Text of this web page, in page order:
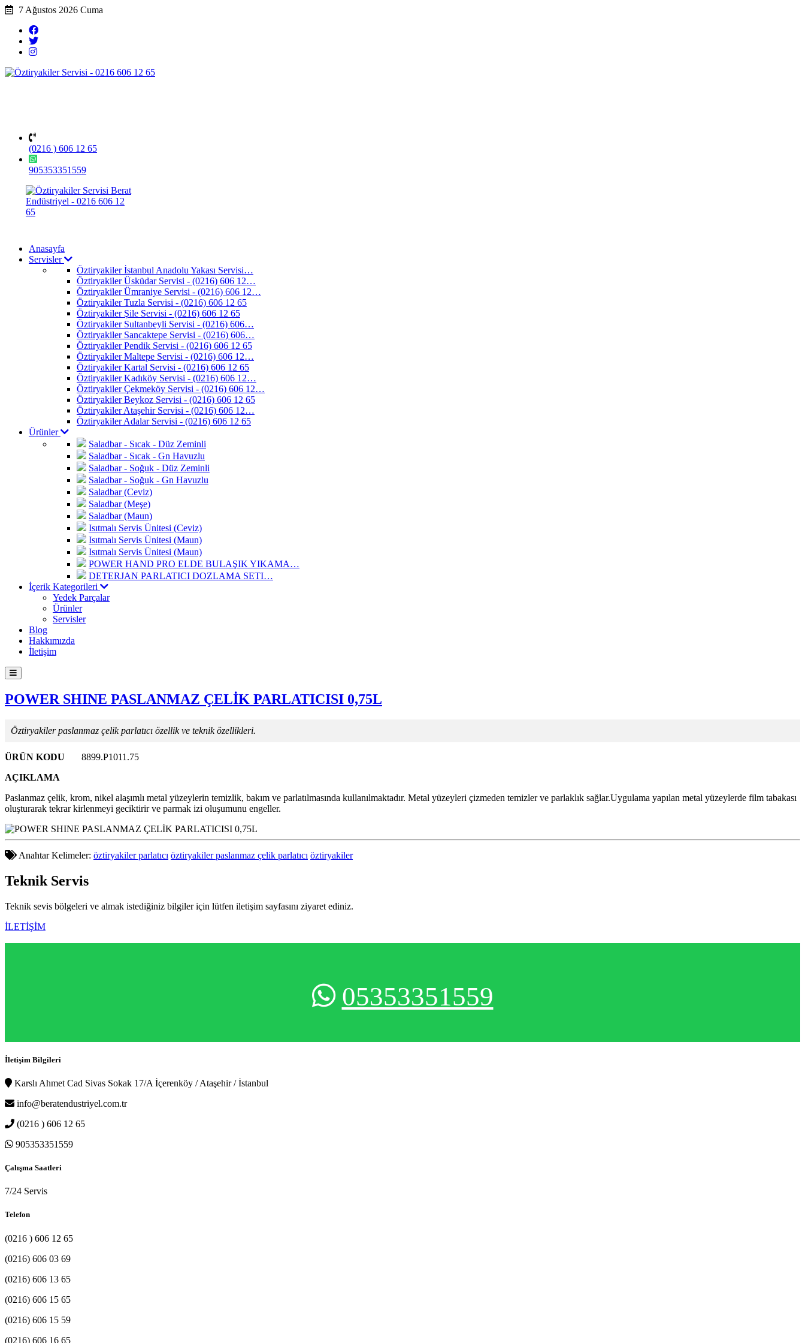
7 Ağustos 2026 Cuma
(0216 ) 606 12 65
905353351559
Anasayfa
Servisler
Öztiryakiler İstanbul Anadolu Yakası Servisi…
Öztiryakiler Üsküdar Servisi - (0216) 606 12…
Öztiryakiler Ümraniye Servisi - (0216) 606 12…
Öztiryakiler Tuzla Servisi - (0216) 606 12 65
Öztiryakiler Şile Servisi - (0216) 606 12 65
Öztiryakiler Sultanbeyli Servisi - (0216) 606…
Öztiryakiler Sancaktepe Servisi - (0216) 606…
Öztiryakiler Pendik Servisi - (0216) 606 12 65
Öztiryakiler Maltepe Servisi - (0216) 606 12…
Öztiryakiler Kartal Servisi - (0216) 606 12 65
Öztiryakiler Kadıköy Servisi - (0216) 606 12…
Öztiryakiler Çekmeköy Servisi - (0216) 606 12…
Öztiryakiler Beykoz Servisi - (0216) 606 12 65
Öztiryakiler Ataşehir Servisi - (0216) 606 12…
Öztiryakiler Adalar Servisi - (0216) 606 12 65
Ürünler
Saladbar - Sıcak - Düz Zeminli
Saladbar - Sıcak - Gn Havuzlu
Saladbar - Soğuk - Düz Zeminli
Saladbar - Soğuk - Gn Havuzlu
Saladbar (Ceviz)
Saladbar (Meşe)
Saladbar (Maun)
Isıtmalı Servis Ünitesi (Ceviz)
Isıtmalı Servis Ünitesi (Maun)
Isıtmalı Servis Ünitesi (Maun)
POWER HAND PRO ELDE BULAŞIK YIKAMA…
DETERJAN PARLATICI DOZLAMA SETI…
İçerik Kategorileri
Yedek Parçalar
Ürünler
Servisler
Blog
Hakkımızda
İletişim
POWER SHINE PASLANMAZ ÇELİK PARLATICISI 0,75L
Öztiryakiler paslanmaz çelik parlatıcı özellik ve teknik özellikleri.
ÜRÜN KODU
8899.P1011.75
AÇIKLAMA
Paslanmaz çelik, krom, nikel alaşımlı metal yüzeylerin temizlik, bakım ve parlatılmasında kullanılmaktadır. Metal yüzeyleri çizmeden temizler ve parlaklık sağlar.Uygulama yapılan metal yüzeylerde film tabakası
oluşturarak tekrar kirlenmeyi geciktirir ve parmak izi oluşumunu engeller.
Anahtar Kelimeler: öztiryakiler parlatıcı öztiryakiler paslanmaz çelik parlatıcı öztiryakiler
Teknik Servis
Teknik sevis bölgeleri ve almak istediğiniz bilgiler için lütfen iletişim sayfasını ziyaret ediniz.
İLETİŞİM
05353351559
İletişim Bilgileri
Karslı Ahmet Cad Sivas Sokak 17/A İçerenköy / Ataşehir / İstanbul
info@beratendustriyel.com.tr
(0216 ) 606 12 65
905353351559
Çalışma Saatleri
7/24 Servis
Telefon
(0216 ) 606 12 65
(0216) 606 03 69
(0216) 606 13 65
(0216) 606 15 65
(0216) 606 15 59
(0216) 606 16 65